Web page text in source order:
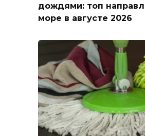
дождями: топ
море в августе 2026